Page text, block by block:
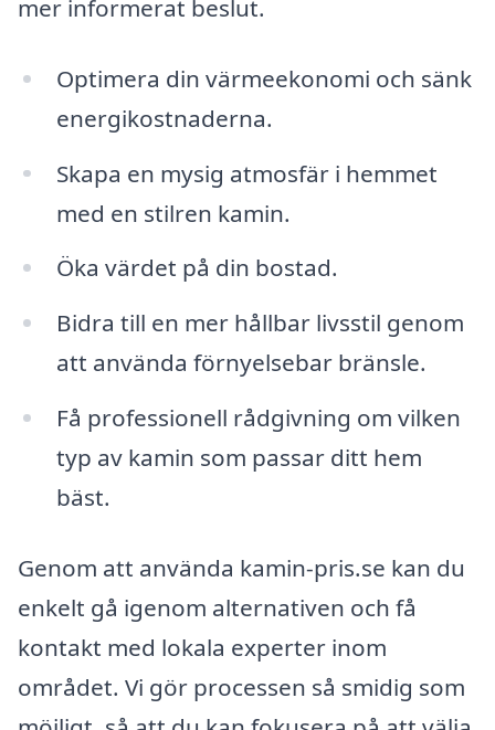
mer informerat beslut.
Optimera din värmeekonomi och sänk
energikostnaderna.
Skapa en mysig atmosfär i hemmet
med en stilren kamin.
Öka värdet på din bostad.
Bidra till en mer hållbar livsstil genom
att använda förnyelsebar bränsle.
Få professionell rådgivning om vilken
typ av kamin som passar ditt hem
bäst.
Genom att använda kamin-pris.se kan du
enkelt gå igenom alternativen och få
kontakt med lokala experter inom
området. Vi gör processen så smidig som